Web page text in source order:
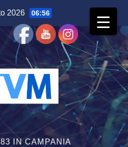
2026 06:56
IN CAMPANIA